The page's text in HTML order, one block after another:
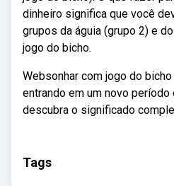
dinheiro significa que você
grupos da águia (grupo 2) e
jogo do bicho.
Websonhar com jogo do
entrando em um novo
descubra o significado
Tags